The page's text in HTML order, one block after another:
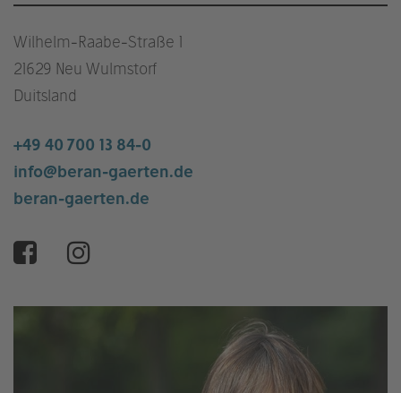
Wilhelm-Raabe-Straße 1
21629 Neu Wulmstorf
Duitsland
+49 40 700 13 84-0
info@beran-gaerten.de
beran-gaerten.de